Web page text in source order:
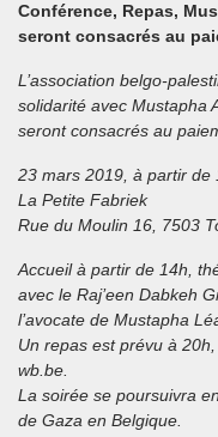
Conférence, Repas,
seront consacrés au
L’association belgo-
solidarité avec Mustapha
seront consacrés au
23 mars 2019, à partir de
La Petite Fabriek
Rue du Moulin 16, 7503
Accueil à partir de 14h,
avec le Raj’een Dabkeh
l’avocate de Mustapha
Un repas est prévu à
wb.be.
La soirée se poursuivra
de Gaza en Belgique.